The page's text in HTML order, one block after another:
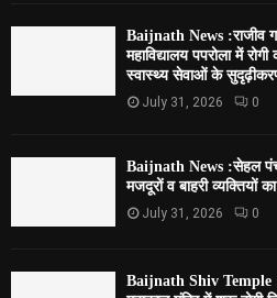
Baijnath News :राजीव
महाविद्यालय पपरोला में
स्वास्थ्य सेवाओं के
July 31, 2026 0
Baijnath News :सेहल
मजदूरों व बाहरी व्यक्तियों
July 31, 2026 0
Baijnath Shiv Temple